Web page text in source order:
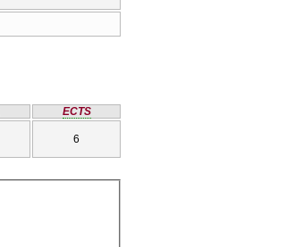
ECTS
6